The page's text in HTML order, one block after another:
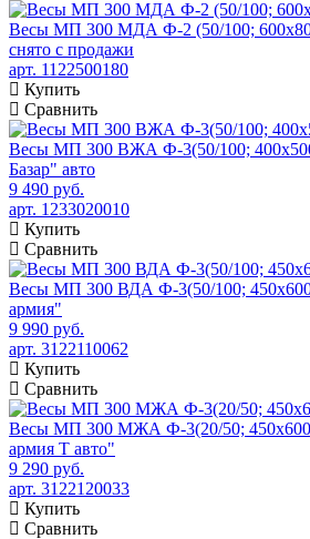
Весы МП 300 МДА Ф-2 (50/100;
снято с продажи
арт. 1122500180
Купить
Сравнить
Весы МП 300 ВЖА Ф-3(50/100;
Базар" авто
9 490 руб.
арт. 1233020010
Купить
Сравнить
Весы МП 300 ВДА Ф-3(50/100;
армия"
9 990 руб.
арт. 3122110062
Купить
Сравнить
Весы МП 300 МЖА Ф-3(20/50;
армия Т авто"
9 290 руб.
арт. 3122120033
Купить
Сравнить